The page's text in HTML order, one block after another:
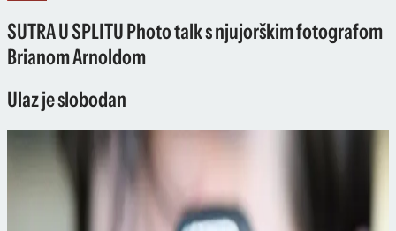
SUTRA U SPLITU Photo talk s njujorškim fotografom
Brianom Arnoldom
Ulaz je slobodan